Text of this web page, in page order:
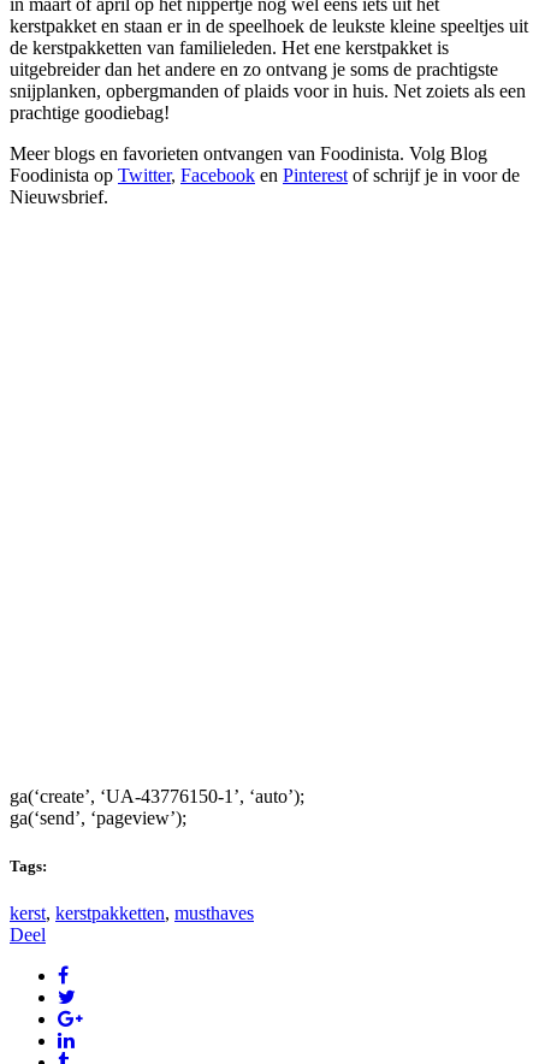
in maart of april op het nippertje nog wel eens iets uit het
kerstpakket en staan er in de speelhoek de leukste kleine speeltjes uit
de kerstpakketten van familieleden. Het ene kerstpakket is
uitgebreider dan het andere en zo ontvang je soms de prachtigste
snijplanken, opbergmanden of plaids voor in huis. Net zoiets als een
prachtige goodiebag!
Meer blogs en favorieten ontvangen van Foodinista. Volg Blog
Foodinista op Twitter, Facebook en Pinterest of schrijf je in voor de
Nieuwsbrief.
ga(‘create’, ‘UA-43776150-1’, ‘auto’);
ga(‘send’, ‘pageview’);
Tags:
kerst, kerstpakketten, musthaves
Deel